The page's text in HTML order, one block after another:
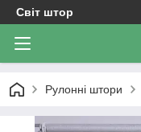
Світ штор
Рулонні штори